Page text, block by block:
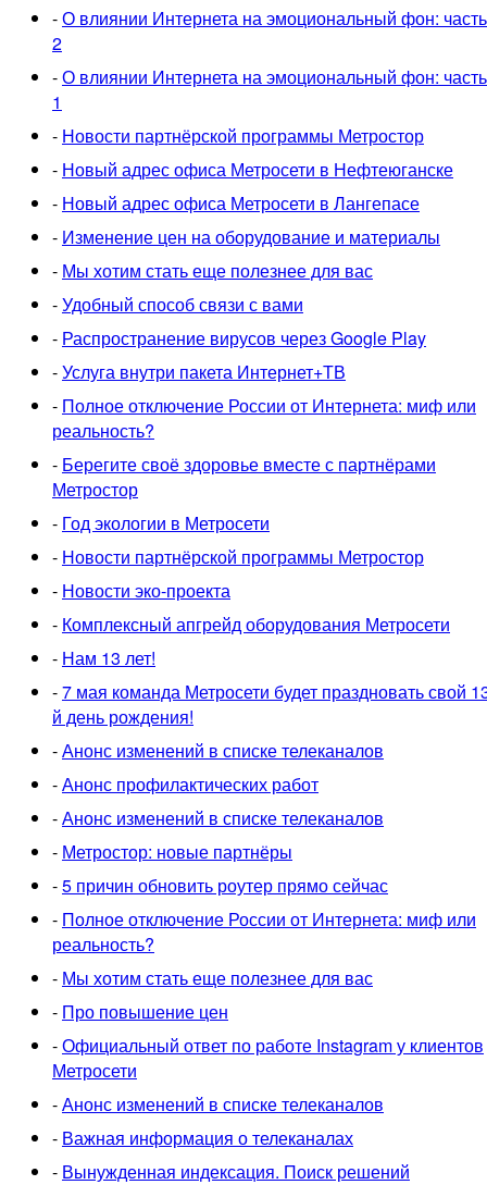
-О влиянии Интернета на эмоциональный фон: часть
2
-О влиянии Интернета на эмоциональный фон: часть
1
- Новости партнёрской программы Метростор
- Новый адрес офиса Метросети в Нефтеюганске
- Новый адрес офиса Метросети в Лангепасе
- Изменение цен на оборудование и материалы
- Мы хотим стать еще полезнее для вас
-Удобный способ связи с вами
- Распространение вирусов через Google Play
-Услуга внутри пакета Интернет+ТВ
- Полное отключение России от Интернета: миф или
реальность?
- Берегите своё здоровье вместе с партнёрами
Метростор
- Год экологии в Метросети
- Новости партнёрской программы Метростор
- Новости эко-проекта
- Комплексный апгрейд оборудования Метросети
- Нам 13 лет!
-7 мая команда Метросети будет праздновать свой
й день рождения!
-Анонс изменений в списке телеканалов
-Анонс профилактических работ
-Анонс изменений в списке телеканалов
- Метростор: новые партнёры
-5 причин обновить роутер прямо сейчас
- Полное отключение России от Интернета: миф или
реальность?
- Мы хотим стать еще полезнее для вас
- Про повышение цен
-Официальный ответ по работе Instagram у клиентов
Метросети
-Анонс изменений в списке телеканалов
- Важная информация о телеканалах
- Вынужденная индексация. Поиск решений